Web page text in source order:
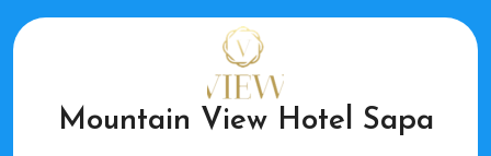
to
Mountain View Hotel Sapa